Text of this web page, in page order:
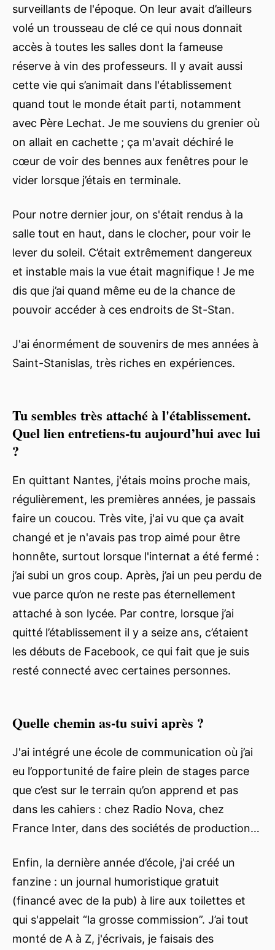
surveillants de l'époque. On leur avait d’ailleurs
volé un trousseau de clé ce qui nous donnait
accès à toutes les salles dont la fameuse
réserve à vin des professeurs. Il y avait aussi
cette vie qui s’animait dans l'établissement
quand tout le monde était parti, notamment
avec Père Lechat. Je me souviens du grenier où
on allait en cachette ; ça m'avait déchiré le
cœur de voir des bennes aux fenêtres pour le
vider lorsque j’étais en terminale.
Pour notre dernier jour, on s'était rendus à la
salle tout en haut, dans le clocher, pour voir le
lever du soleil. C’était extrêmement dangereux
et instable mais la vue était magnifique ! Je me
dis que j’ai quand même eu de la chance de
pouvoir accéder à ces endroits de St-Stan.
J'ai énormément de souvenirs de mes années à
Saint-Stanislas, très riches en expériences.
Tu sembles très attaché à l'établissement.
Quel lien entretiens-tu aujourd’hui avec lui
?
En quittant Nantes, j'étais moins proche mais,
régulièrement, les premières années, je passais
faire un coucou. Très vite, j'ai vu que ça avait
changé et je n'avais pas trop aimé pour être
honnête, surtout lorsque l'internat a été fermé :
j’ai subi un gros coup. Après, j’ai un peu perdu de
vue parce qu’on ne reste pas éternellement
attaché à son lycée. Par contre, lorsque j’ai
quitté l’établissement il y a seize ans, c’étaient
les débuts de Facebook, ce qui fait que je suis
resté connecté avec certaines personnes.
Quelle chemin as-tu suivi après ?
J'ai intégré une école de communication où j’ai
eu l’opportunité de faire plein de stages parce
que c’est sur le terrain qu’on apprend et pas
dans les cahiers : chez Radio Nova, chez
France Inter, dans des sociétés de production…
Enfin, la dernière année d’école, j'ai créé un
fanzine : un journal humoristique gratuit
(financé avec de la pub) à lire aux toilettes et
qui s'appelait “la grosse commission”. J’ai tout
monté de A à Z, j'écrivais, je faisais des